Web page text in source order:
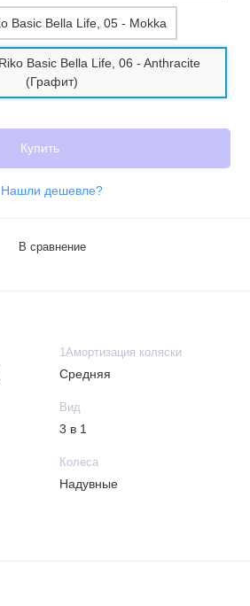
Купить
Нашли дешевле?
В сравнение
1Амортизация коляски
Средняя
Вид
3 в 1
Колеса
Надувные